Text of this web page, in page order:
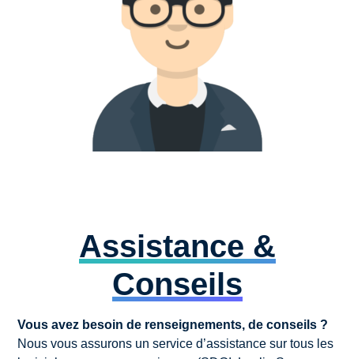
Assistance &
Conseils
Vous avez besoin de renseignements, de conseils ?
Nous vous assurons un service d’assistance sur tous les